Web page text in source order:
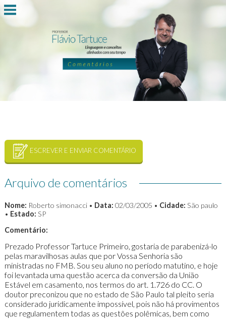
ESCREVER E ENVIAR COMENTÁRIO
Arquivo de comentários
Nome: Roberto simonacci • Data: 02/03/2005 • Cidade: São paulo
• Estado: SP
Comentário:
Prezado Professor Tartuce Primeiro, gostaria de parabenizá-lo
pelas maravilhosas aulas que por Vossa Senhoria são
ministradas no FMB. Sou seu aluno no período matutino, e hoje
foi levantada uma questão acerca da conversão da União
Estável em casamento, nos termos do art. 1.726 do CC. O
doutor preconizou que no estado de São Paulo tal pleito seria
considerado juridicamente impossível, pois não há provimentos
que regulamentem todas as questões polêmicas, bem como